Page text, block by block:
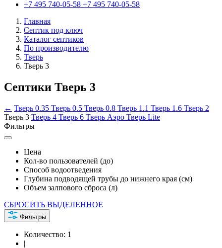
+7 495 740-05-58 +7 495 740-05-58
Главная
Септик под ключ
Каталог септиков
По производителю
Тверь
Тверь 3
Септики Тверь 3
← Тверь 0.35 Тверь 0.5 Тверь 0.8 Тверь 1.1 Тверь 1.6 Тверь 2
Тверь 3 Тверь 4 Тверь 6 Тверь Аэро Тверь Lite
Фильтры
Цена
Кол-во пользователей (до)
Способ водоотведения
Глубина подводящей трубы до нижнего края (см)
Объем залпового сброса (л)
СБРОСИТЬ ВЫДЕЛЕННОЕ
Фильтры
Количество: 1
|